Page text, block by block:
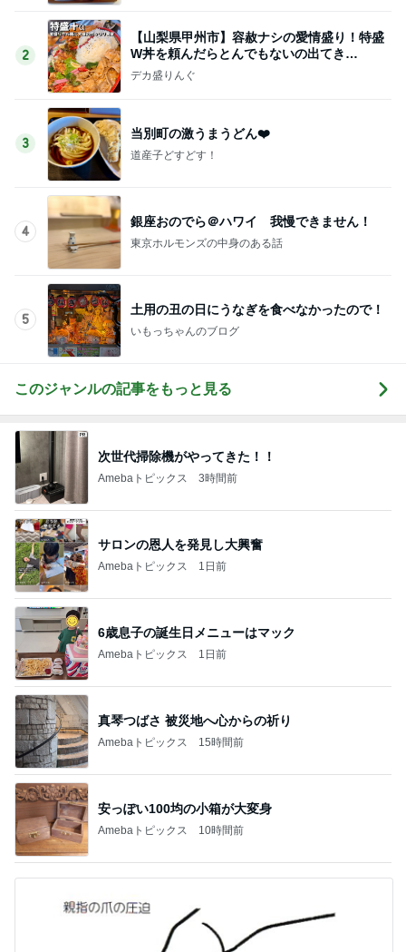
2
【山梨県甲州市】容赦ナシの愛情盛り！特盛
W丼を頼んだらとんでもないの出てき
た…！〜花藤食堂さん〜
デカ盛りんぐ
3
当別町の激うまうどん❤️
道産子どすどす！
4
銀座おのでら＠ハワイ 我慢できません！
東京ホルモンズの中身のある話
5
土用の丑の日にうなぎを食べなかったので！
いもっちゃんのブログ
このジャンルの記事をもっと見る
次世代掃除機がやってきた！！
Amebaトピックス 3時間前
サロンの恩人を発見し大興奮
Amebaトピックス 1日前
6歳息子の誕生日メニューはマック
Amebaトピックス 1日前
真琴つばさ 被災地へ心からの祈り
Amebaトピックス 15時間前
安っぽい100均の小箱が大変身
Amebaトピックス 10時間前